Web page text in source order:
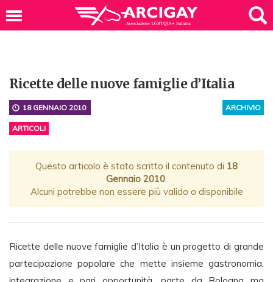
Ricette delle nuove famiglie d’Italia
ARCHIVIO
18 GENNAIO 2010
ARTICOLI
Questo articolo è stato scritto il contenuto di 18
Gennaio 2010.
Alcuni potrebbe non essere più valido o disponibile
Ricette delle nuove famiglie d’Italia è un progetto di grande
partecipazione popolare che mette insieme gastronomia,